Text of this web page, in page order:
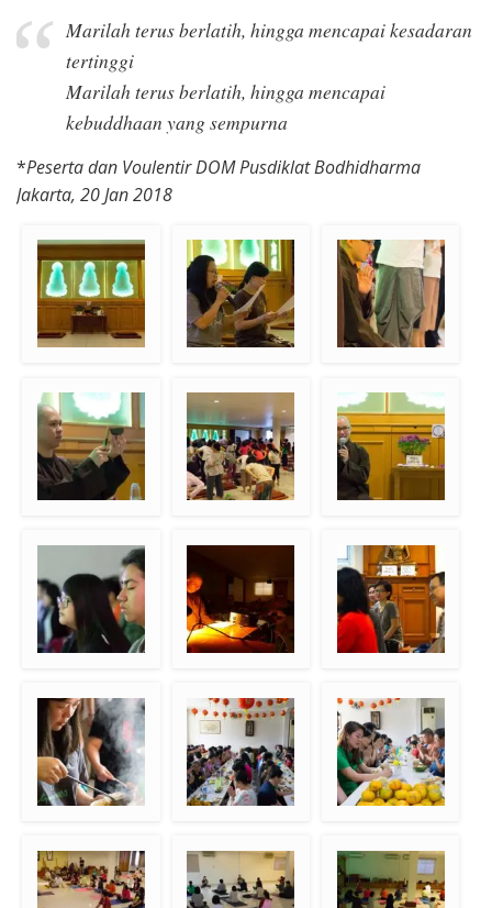
Marilah terus berlatih, hingga mencapai kesadaran
tertinggi
Marilah terus berlatih, hingga mencapai
kebuddhaan yang sempurna
*Peserta dan Voulentir DOM Pusdiklat Bodhidharma
Jakarta, 20 Jan 2018